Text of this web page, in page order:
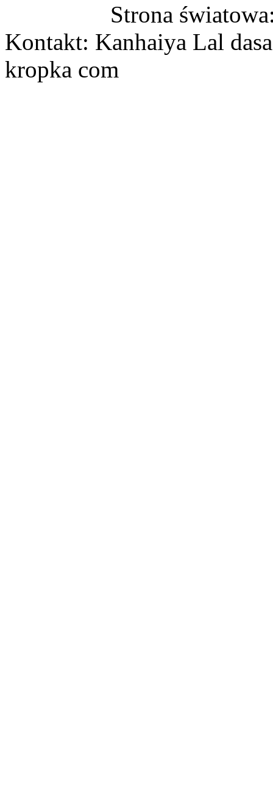
Strona
Kontakt: Kanhaiya Lal
kropka com